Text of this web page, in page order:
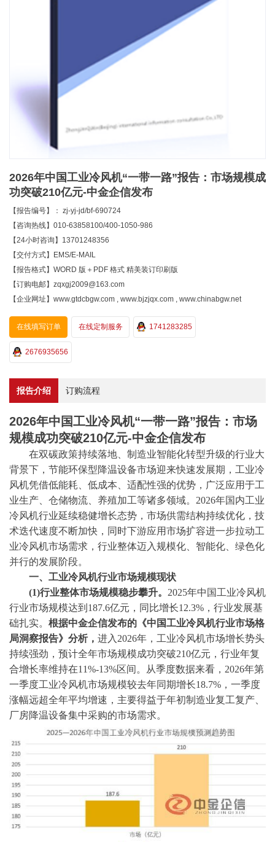
2026年中国工业冷风机“一带一路”报告：市场规模成
功突破210亿元-中金企信发布
【报告编号】： zj-yj-jd/bf-690724
【咨询热线】010-63858100/400-1050-986
【24小时咨询】13701248356
【交付方式】EMS/E-MAIL
【报告格式】WORD 版＋PDF 格式 精美装订印刷版
【订购电邮】zqxgj2009@163.com
【企业网址】www.gtdcbgw.com , www.bjzjqx.com , www.chinabgw.net
在线填写订单 在线定制服务 1741283285
2676935656
报告介绍 订购流程
2026年中国工业冷风机“一带一路”报告：市场
规模成功突破210亿元-中金企信发布
在双碳政策持续落地、制造业智能化转型升级的行业大
背景下，节能环保型降温设备市场迎来快速发展期，工业冷
风机凭借低能耗、低成本、适配性强的优势，广泛应用于工
业生产、仓储物流、养殖加工等诸多领域。 2026年国内工业
冷风机行业延续稳健增长态势，市场供需结构持续优化，技
术迭代速度不断加快，同时下游应用市场扩容进一步拉动工
业冷风机市场需求，行业整体迈入规模化、智能化、绿色化
并行的发展阶段。
一、工业冷风机行业市场规模现状
(1)行业整体市场规模稳步攀升。 2025年中国工业冷风机
行业市场规模达到187.6亿元，同比增长12.3%，行业发展基
础扎实。 根据中金企信发布的《中国工业冷风机行业市场格
局洞察报告》分析， 进入2026年，工业冷风机市场增长势头
持续强劲，预计全年市场规模成功突破210亿元，行业年复
合增长率维持在11%-13%区间。从季度数据来看，2026年第
一季度工业冷风机市场规模较去年同期增长18.7%，一季度
涨幅远超全年平均增速，主要得益于年初制造业复工复产、
厂房降温设备集中采购的市场需求。